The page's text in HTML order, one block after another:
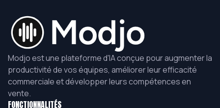
Modjo est une plateforme d'IA conçue pour augmenter la
productivité de vos équipes, améliorer leur efficacité
commerciale et développer leurs compétences en
vente.
FONCTIONNALITÉS